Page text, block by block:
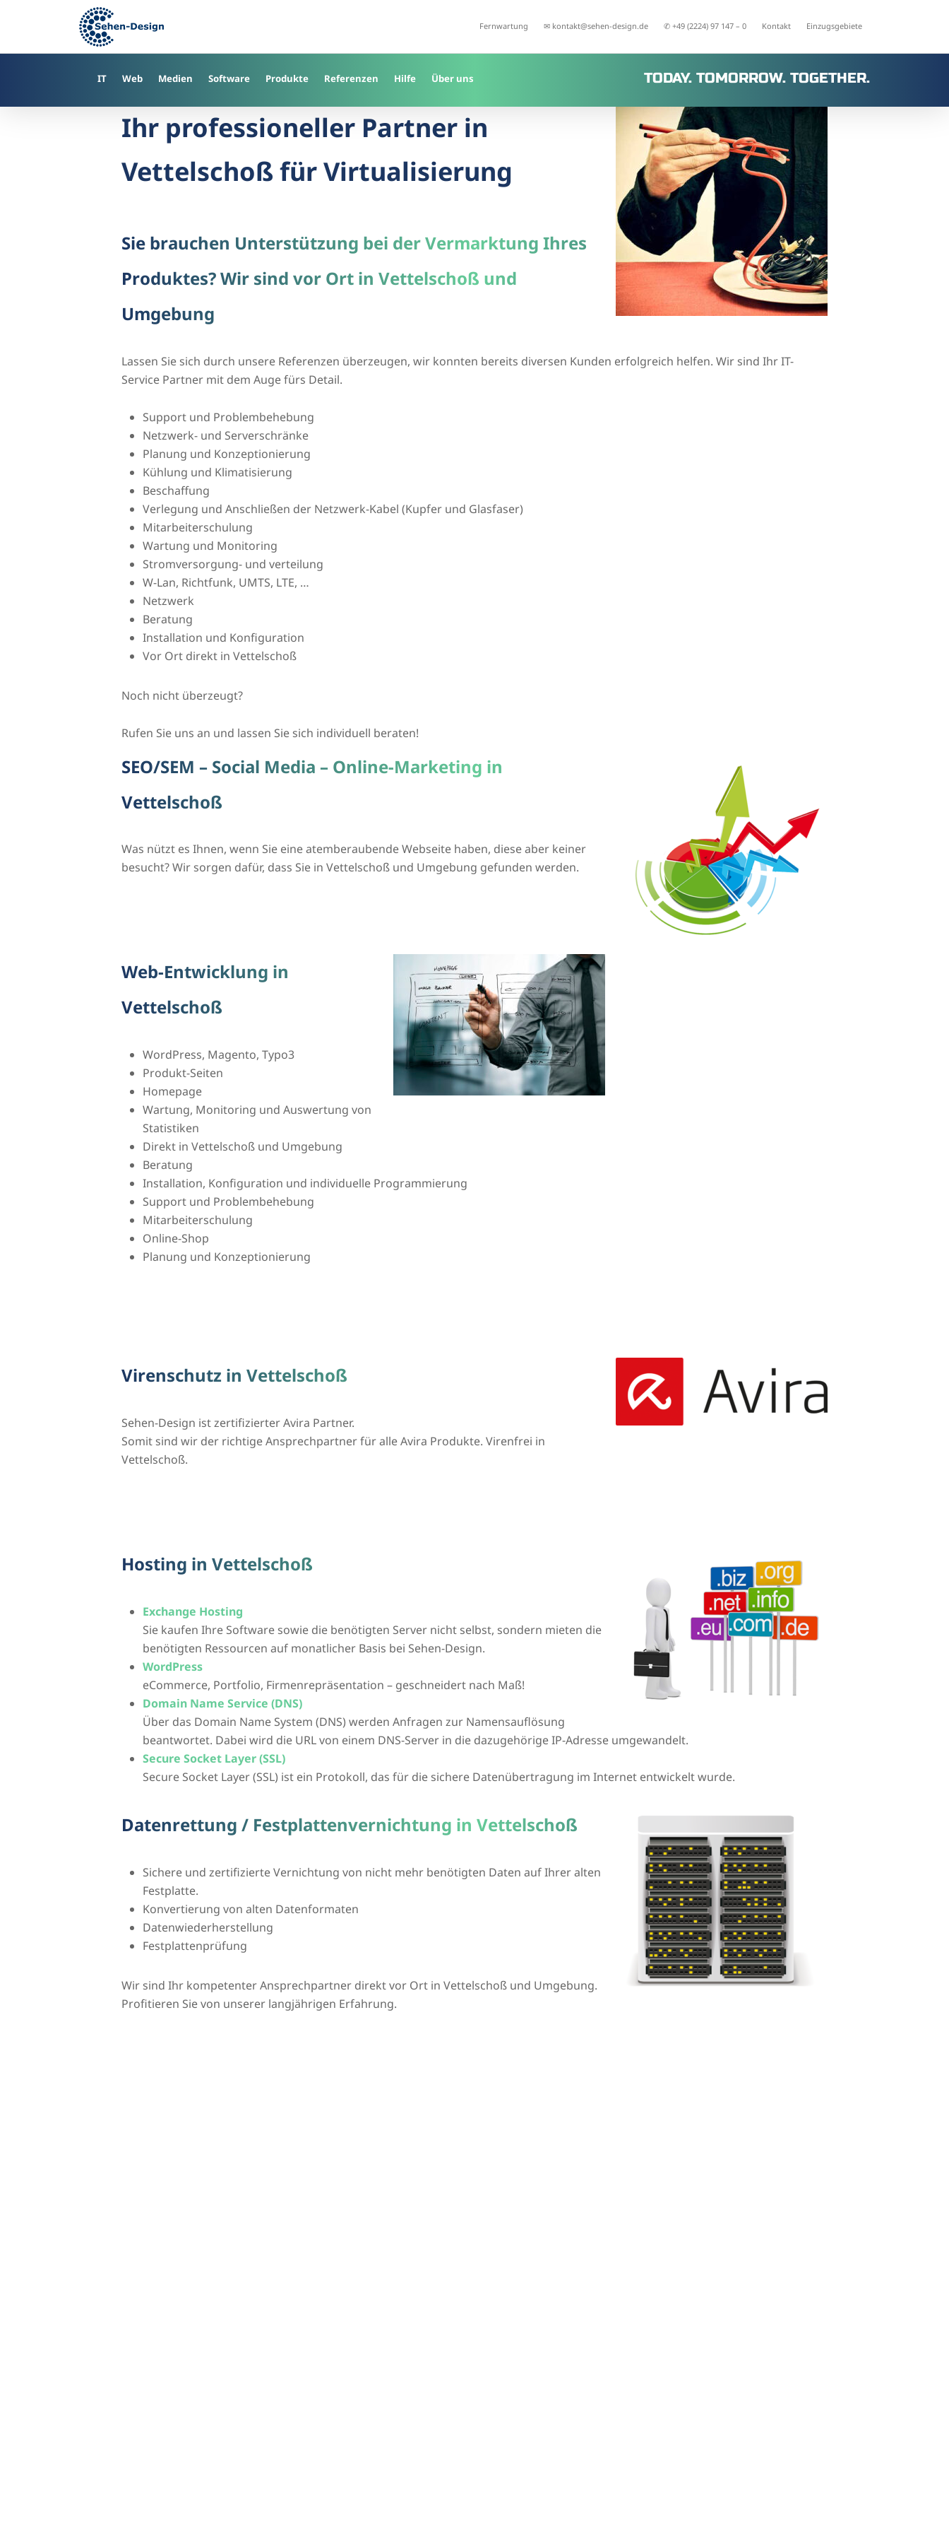
Fernwartung ✉ kontakt@sehen-design.de ✆ +49 (2224) 97 147 – 0 Kontakt Einzugsgebiete
IT Web Medien Software Produkte Referenzen Hilfe Über uns TODAY. TOMORROW. TOGETHER.
Ihr professioneller Partner in
Vettelschoß für Virtualisierung
Sie brauchen Unterstützung bei der Vermarktung Ihres
Produktes? Wir sind vor Ort in Vettelschoß und
Umgebung
Lassen Sie sich durch unsere Referenzen überzeugen, wir konnten bereits diversen Kunden erfolgreich helfen. Wir sind Ihr IT-
Service Partner mit dem Auge fürs Detail.
Support und Problembehebung
Netzwerk- und Serverschränke
Planung und Konzeptionierung
Kühlung und Klimatisierung
Beschaffung
Verlegung und Anschließen der Netzwerk-Kabel (Kupfer und Glasfaser)
Mitarbeiterschulung
Wartung und Monitoring
Stromversorgung- und verteilung
W-Lan, Richtfunk, UMTS, LTE, …
Netzwerk
Beratung
Installation und Konfiguration
Vor Ort direkt in Vettelschoß
Noch nicht überzeugt?
Rufen Sie uns an und lassen Sie sich individuell beraten!
SEO/SEM – Social Media – Online-Marketing in
Vettelschoß
Was nützt es Ihnen, wenn Sie eine atemberaubende Webseite haben, diese aber keiner
besucht? Wir sorgen dafür, dass Sie in Vettelschoß und Umgebung gefunden werden.
Web-Entwicklung in
Vettelschoß
WordPress, Magento, Typo3
Produkt-Seiten
Homepage
Wartung, Monitoring und Auswertung von
Statistiken
Direkt in Vettelschoß und Umgebung
Beratung
Installation, Konfiguration und individuelle Programmierung
Support und Problembehebung
Mitarbeiterschulung
Online-Shop
Planung und Konzeptionierung
Virenschutz in Vettelschoß
Sehen-Design ist zertifizierter Avira Partner.
Somit sind wir der richtige Ansprechpartner für alle Avira Produkte. Virenfrei in
Vettelschoß.
Hosting in Vettelschoß
Exchange Hosting
Sie kaufen Ihre Software sowie die benötigten Server nicht selbst, sondern mieten die
benötigten Ressourcen auf monatlicher Basis bei Sehen-Design.
WordPress
eCommerce, Portfolio, Firmenrepräsentation – geschneidert nach Maß!
Domain Name Service (DNS)
Über das Domain Name System (DNS) werden Anfragen zur Namensauflösung
beantwortet. Dabei wird die URL von einem DNS-Server in die dazugehörige IP-Adresse umgewandelt.
Secure Socket Layer (SSL)
Secure Socket Layer (SSL) ist ein Protokoll, das für die sichere Datenübertragung im Internet entwickelt wurde.
Datenrettung / Festplattenvernichtung in Vettelschoß
Sichere und zertifizierte Vernichtung von nicht mehr benötigten Daten auf Ihrer alten
Festplatte.
Konvertierung von alten Datenformaten
Datenwiederherstellung
Festplattenprüfung
Wir sind Ihr kompetenter Ansprechpartner direkt vor Ort in Vettelschoß und Umgebung.
Profitieren Sie von unserer langjährigen Erfahrung.